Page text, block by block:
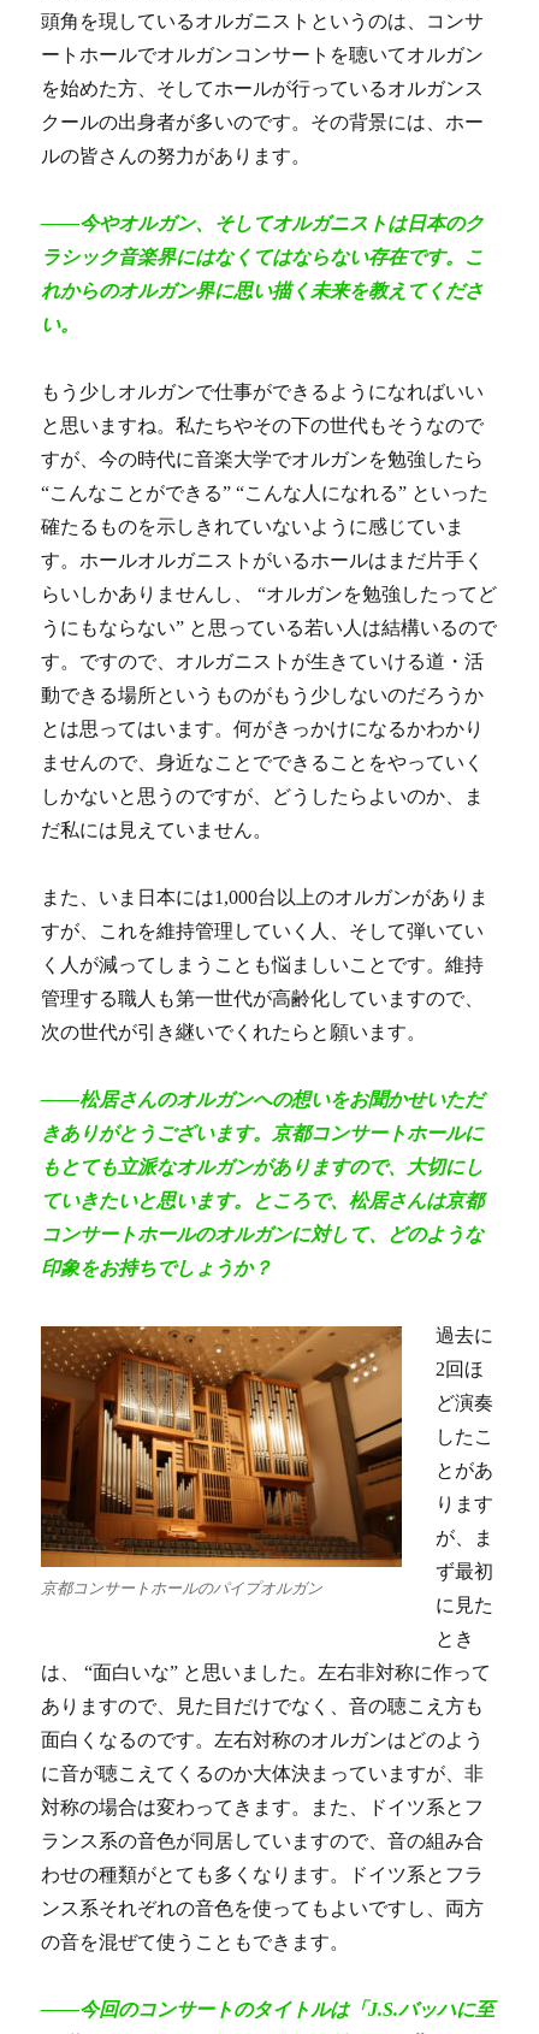
頭角を現しているオルガニストというのは、コンサ
ートホールでオルガンコンサートを聴いてオルガン
を始めた方、そしてホールが行っているオルガンス
クールの出身者が多いのです。その背景には、ホー
ルの皆さんの努力があります。
――今やオルガン、そしてオルガニストは日本のク
ラシック音楽界にはなくてはならない存在です。こ
れからのオルガン界に思い描く未来を教えてくださ
い。
もう少しオルガンで仕事ができるようになればいい
と思いますね。私たちやその下の世代もそうなので
すが、今の時代に音楽大学でオルガンを勉強したら
“こんなことができる” “こんな人になれる” といった
確たるものを示しきれていないように感じていま
す。ホールオルガニストがいるホールはまだ片手く
らいしかありませんし、 “オルガンを勉強したってど
うにもならない” と思っている若い人は結構いるので
す。ですので、オルガニストが生きていける道・活
動できる場所というものがもう少しないのだろうか
とは思ってはいます。何がきっかけになるかわかり
ませんので、身近なことでできることをやっていく
しかないと思うのですが、どうしたらよいのか、ま
だ私には見えていません。
また、いま日本には1,000台以上のオルガンがありま
すが、これを維持管理していく人、そして弾いてい
く人が減ってしまうことも悩ましいことです。維持
管理する職人も第一世代が高齢化していますので、
次の世代が引き継いでくれたらと願います。
――松居さんのオルガンへの想いをお聞かせいただ
きありがとうございます。京都コンサートホールに
もとても立派なオルガンがありますので、大切にし
ていきたいと思います。ところで、松居さんは京都
コンサートホールのオルガンに対して、どのような
印象をお持ちでしょうか？
京都コンサートホールのパイプオルガン
過去に
2回ほ
ど演奏
したこ
とがあ
ります
が、ま
ず最初
に見た
とき
は、 “面白いな” と思いました。左右非対称に作って
ありますので、見た目だけでなく、音の聴こえ方も
面白くなるのです。左右対称のオルガンはどのよう
に音が聴こえてくるのか大体決まっていますが、非
対称の場合は変わってきます。また、ドイツ系とフ
ランス系の音色が同居していますので、音の組み合
わせの種類がとても多くなります。ドイツ系とフラ
ンス系それぞれの音色を使ってもよいですし、両方
の音を混ぜて使うこともできます。
――今回のコンサートのタイトルは「J.S.バッハに至